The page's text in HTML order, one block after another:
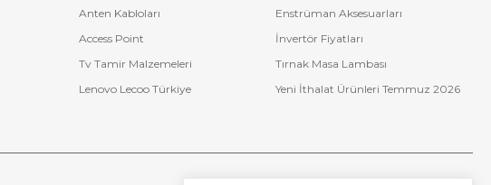
Anten Kabloları
Enstrüman Aksesuarları
Access Point
İnvertör Fiyatları
Tv Tamir Malzemeleri
Tırnak Masa Lambası
Lenovo Lecoo Türkiye Yeni İthalat Ürünleri Temmuz 2026